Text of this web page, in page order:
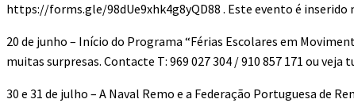
https://forms.gle/98dUe9xhk4g8yQD88 . Este evento é inserido
20 de junho – Início do Programa “Férias Escolares em
muitas surpresas. Contacte T: 969 027 304 / 910 857 171 ou
30 e 31 de julho – A Naval Remo e a Federação Portuguesa de